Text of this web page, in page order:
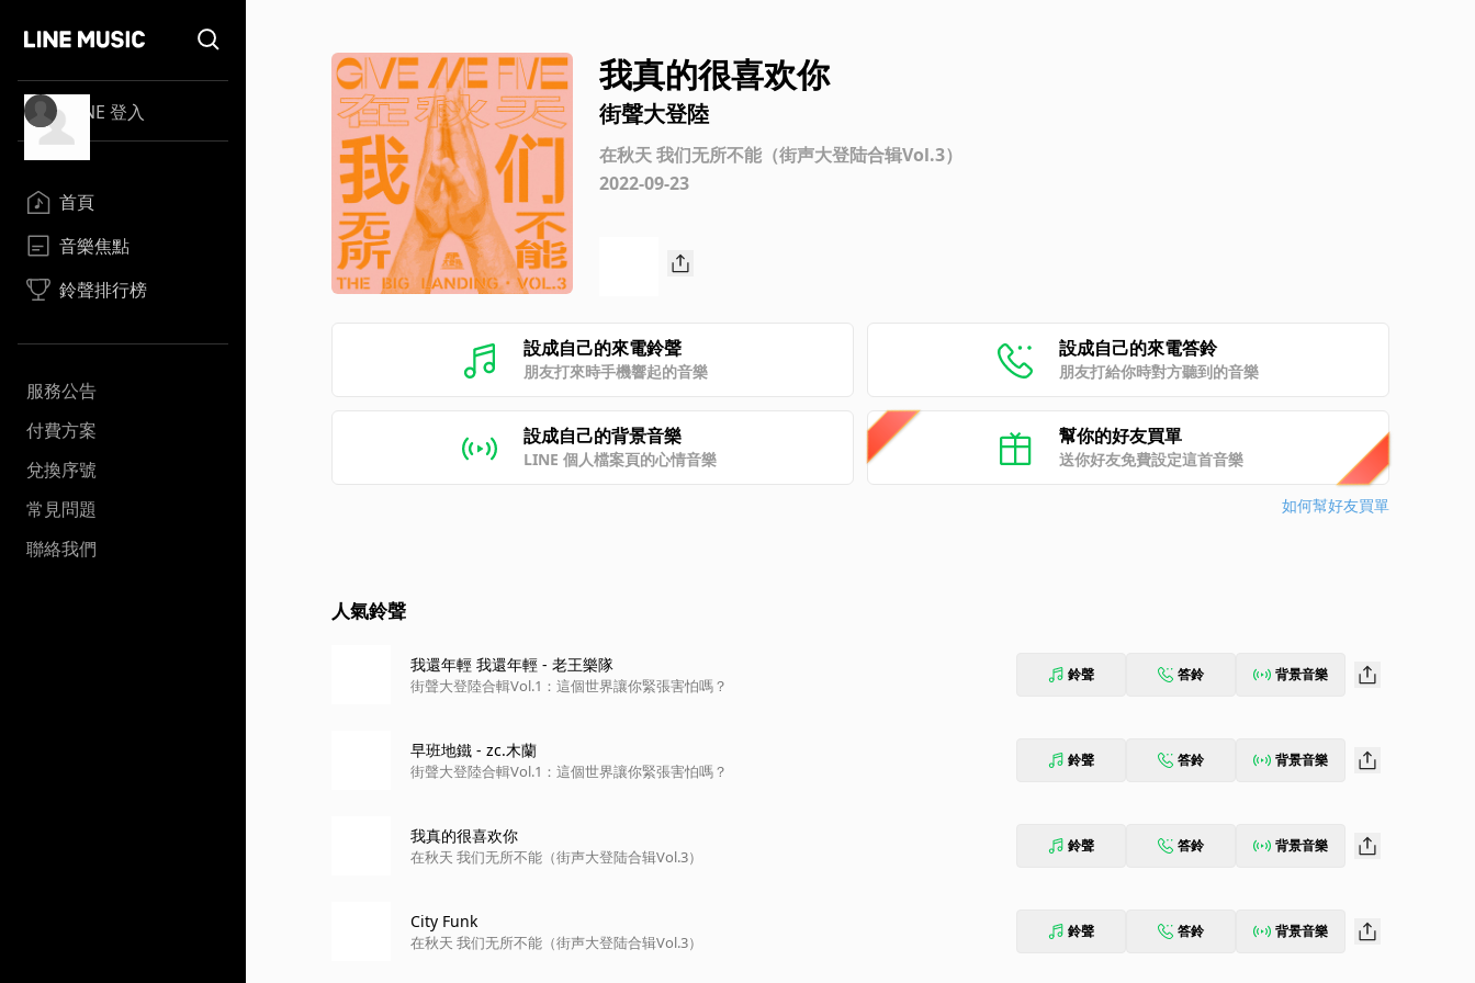
LINE 登入
首頁
音樂焦點
鈴聲排行榜
服務公告
付費方案
兌換序號
常見問題
聯絡我們
我真的很喜欢你
街聲大登陸
在秋天 我们无所不能（街声大登陆合辑Vol.3）
2022-09-23
設成自己的來電鈴聲
朋友打來時手機響起的音樂
設成自己的來電答鈴
朋友打給你時對方聽到的音樂
設成自己的背景音樂
LINE 個人檔案頁的心情音樂
幫你的好友買單
送你好友免費設定這首音樂
如何幫好友買單
人氣鈴聲
我還年輕 我還年輕 - 老王樂隊
街聲大登陸合輯Vol.1：這個世界讓你緊張害怕嗎？
鈴聲 答鈴 背景音樂
早班地鐵 - zc.木蘭
街聲大登陸合輯Vol.1：這個世界讓你緊張害怕嗎？
鈴聲 答鈴 背景音樂
我真的很喜欢你
在秋天 我们无所不能（街声大登陆合辑Vol.3）
鈴聲 答鈴 背景音樂
City Funk
在秋天 我们无所不能（街声大登陆合辑Vol.3）
鈴聲 答鈴 背景音樂